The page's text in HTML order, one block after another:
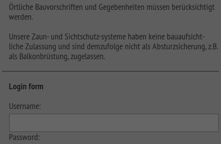
Örtliche Bauvorschriften und Gegebenheiten müssen berücksichtigt
werden.
Unsere Zaun- und Sichtschutz-systeme haben keine bauaufsicht-
liche Zulassung und sind demzufolge nicht als Absturzsicherung, z.B.
als Balkonbrüstung, zugelassen.
Login form
Username:
Password: